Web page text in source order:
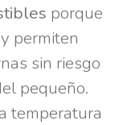
porque
permiten
sin riesgo
pequeño.
temperatura